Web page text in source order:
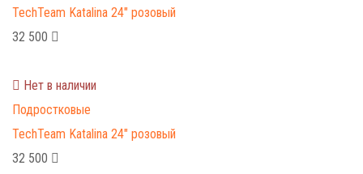
TechTeam Katalina 24" розовый
32 500
Нет в наличии
Подростковые
TechTeam Katalina 24" розовый
32 500